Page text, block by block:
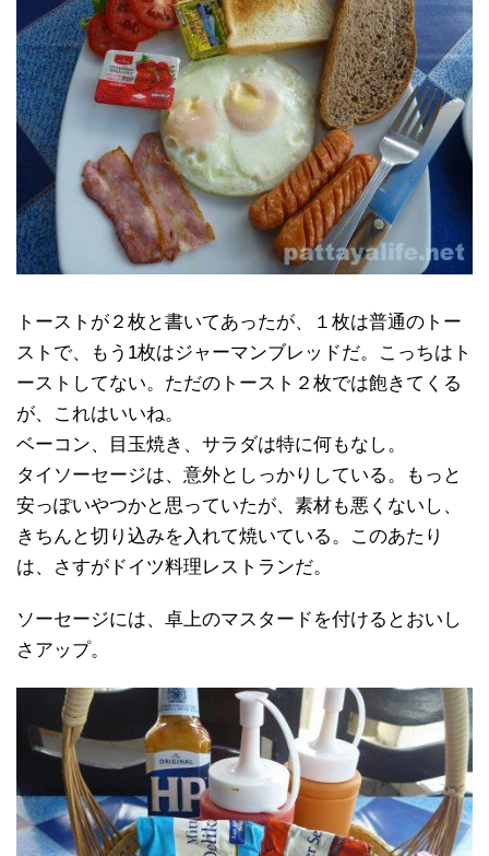
トーストが２枚と書いてあったが、１枚は普通のトー
ストで、もう1枚はジャーマンブレッドだ。こっちはト
ーストしてない。ただのトースト２枚では飽きてくる
が、これはいいね。
ベーコン、目玉焼き、サラダは特に何もなし。
タイソーセージは、意外としっかりしている。もっと
安っぽいやつかと思っていたが、素材も悪くないし、
きちんと切り込みを入れて焼いている。このあたり
は、さすがドイツ料理レストランだ。
ソーセージには、卓上のマスタードを付けるとおいし
さアップ。